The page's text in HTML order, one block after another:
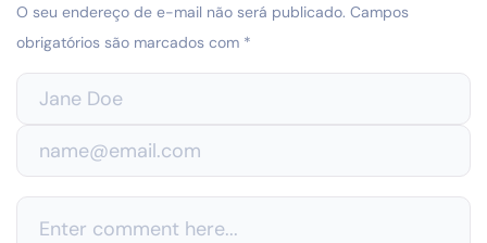
O seu endereço de e-mail não será publicado. Campos
obrigatórios são marcados com *